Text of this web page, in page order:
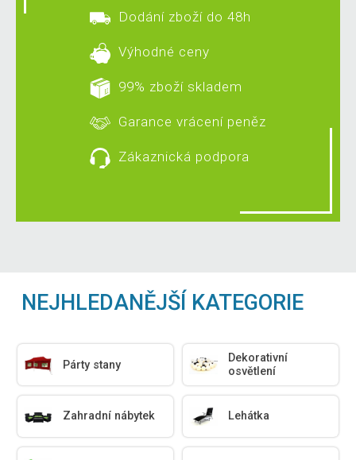
Dodání zboží do 48h
Výhodné ceny
99% zboží skladem
Garance vrácení peněz
Zákaznická podpora
NEJHLEDANĚJŠÍ KATEGORIE
Párty stany
Dekorativní
osvětlení
Zahradní nábytek Lehátka